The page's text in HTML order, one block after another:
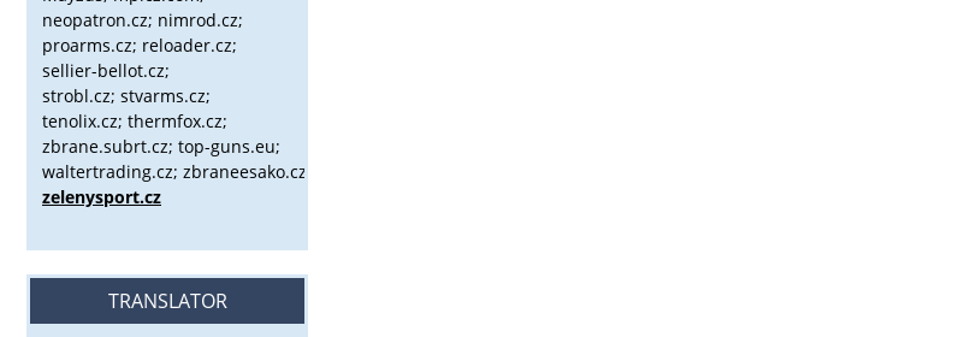
neopatron.cz; nimrod.cz;
proarms.cz; reloader.cz;
sellier-bellot.cz;
strobl.cz; stvarms.cz;
tenolix.cz; thermfox.cz;
zbrane.subrt.cz; top-guns.eu;
waltertrading.cz; zbraneesako.cz;
zelenysport.cz
TRANSLATOR